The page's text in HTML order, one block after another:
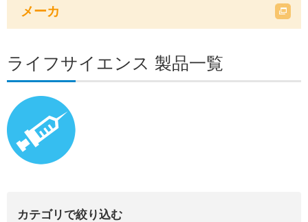
メーカ
ライフサイエンス 製品一覧
カテゴリで絞り込む